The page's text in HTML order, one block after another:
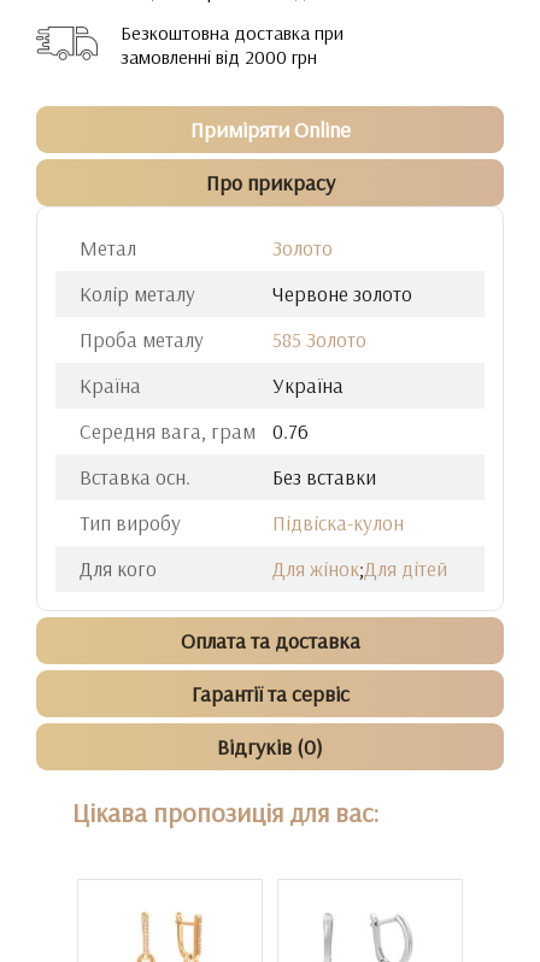
Безкоштовна доставка при
замовленні від 2000 грн
Приміряти Online
Про прикрасу
Метал
Золото
Колір металу
Червоне золото
Проба металу
585 Золото
Країна
Україна
Середня вага, грам
0.76
Вставка осн.
Без вставки
Тип виробу
Підвіска-кулон
Для кого
Для жінок;Для дітей
Оплата та доставка
Гарантії та сервіс
Відгуків (0)
Цікава пропозиція для вас: